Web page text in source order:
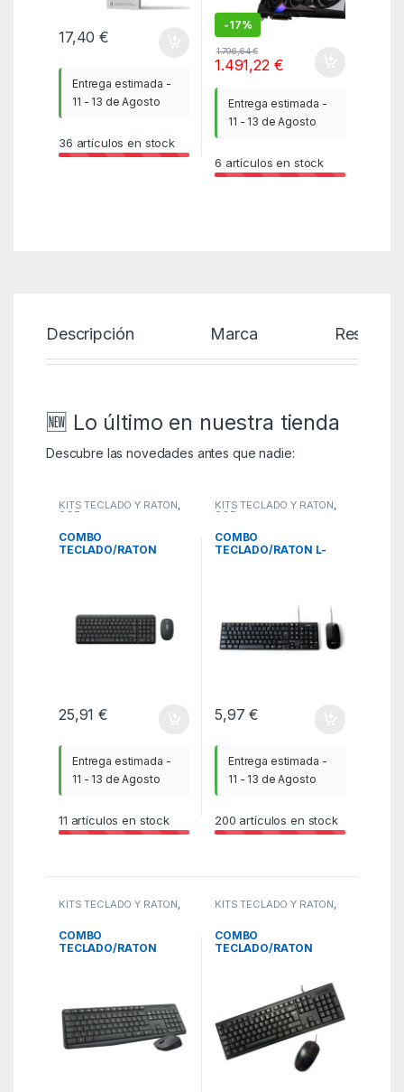
17,40€
Entrega estimada -
11 - 13 de Agosto
36 artículos en stock
-17%
1.796,64€
1.491,22 €
Entrega estimada -
11 - 13 de Agosto
6 artículos en stock
Descripción Marca Reseñas
🆕 Lo último en nuestra tienda
Descubre las novedades antes que nadie:
KITS TECLADO Y RATÓN,
SCE
COMBO
TECLADO/RATON
25,91€
Entrega estimada -
11 - 13 de Agosto
11 artículos en stock
KITS TECLADO Y RATÓN,
SCE
COMBO
TECLADO/RATON L-
5,97€
Entrega estimada -
11 - 13 de Agosto
200 artículos en stock
KITS TECLADO Y RATÓN
COMBO
TECLADO/RATON
KITS TECLADO Y RATÓN
COMBO
TECLADO/RATON